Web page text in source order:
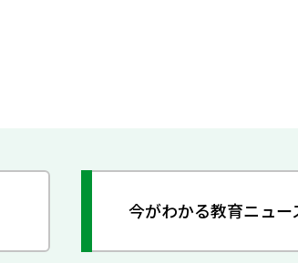
今がわかる教育ニュー